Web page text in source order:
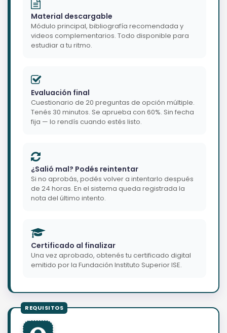
Material descargable
Módulo principal, bibliografía recomendada y
videos complementarios. Todo disponible para
estudiar a tu ritmo.
Evaluación final
Cuestionario de 20 preguntas de opción múltiple.
Tenés 30 minutos. Se aprueba con 60%. Sin fecha
fija — lo rendís cuando estés listo.
¿Salió mal? Podés reintentar
Si no aprobás, podés volver a intentarlo después
de 24 horas. En el sistema queda registrada la
nota del último intento.
Certificado al finalizar
Una vez aprobado, obtenés tu certificado digital
emitido por la Fundación Instituto Superior ISE.